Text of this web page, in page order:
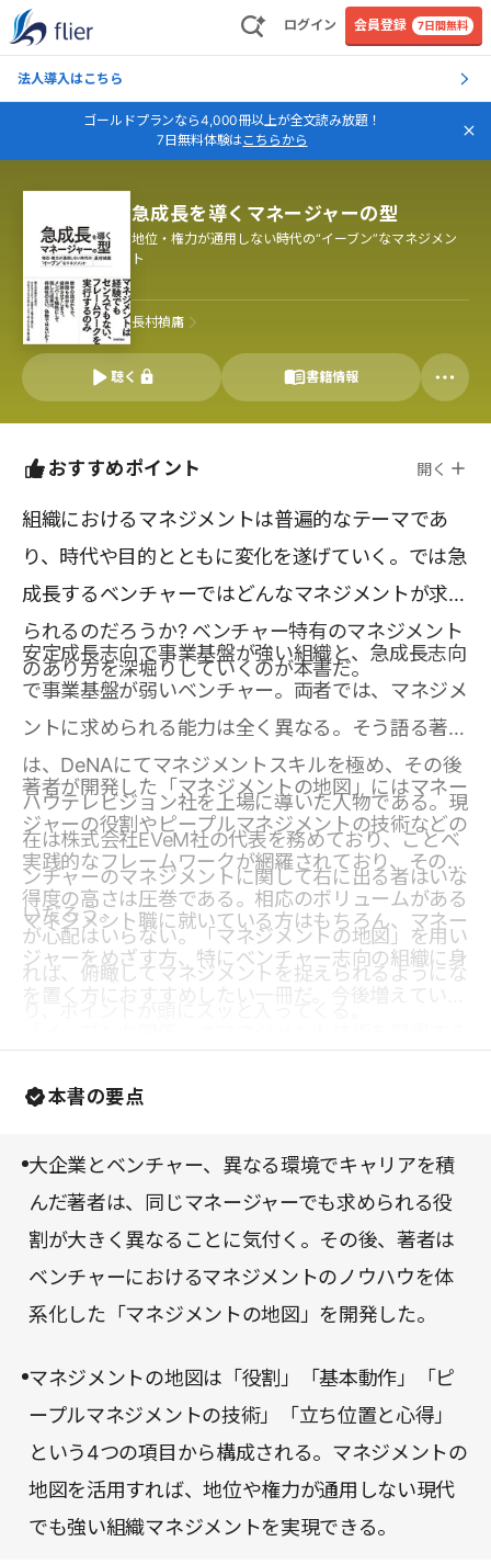
ログイン 会員登録 7日間無料
法人導入はこちら
ゴールドプランなら4,000冊以上が全文読み放題！
7日無料体験はこちらから
急成長を導くマネージャーの型
地位・権力が通用しない時代の“イーブン”なマネジメン
ト
長村禎庸
聴く 書籍情報
おすすめポイント 開く
組織におけるマネジメントは普遍的なテーマであ
り、時代や目的とともに変化を遂げていく。では急
成長するベンチャーではどんなマネジメントが求め
られるのだろうか? ベンチャー特有のマネジメント
のあり方を深堀りしていくのが本書だ。
安定成長志向で事業基盤が強い組織と、急成長志向
で事業基盤が弱いベンチャー。両者では、マネジメ
ントに求められる能力は全く異なる。そう語る著者
は、DeNAにてマネジメントスキルを極め、その後
ハウテレビジョン社を上場に導いた人物である。現
在は株式会社EVeM社の代表を務めており、ことベ
ンチャーのマネジメントに関して右に出る者はいな
いだろう。
著者が開発した「マネジメントの地図」にはマネー
ジャーの役割やピープルマネジメントの技術などの
実践的なフレームワークが網羅されており、その納
得度の高さは圧巻である。相応のボリュームがある
が心配はいらない。「マネジメントの地図」を用い
れば、俯瞰してマネジメントを捉えられるようにな
マネジメント職に就いている方はもちろん、マネー
ジャーをめざす方、特にベンチャー志向の組織に身
を置く方におすすめしたい一冊だ。今後増えていく
羅針盤となってくれるにちがいない。
本書の要点
大企業とベンチャー、異なる環境でキャリアを積
んだ著者は、同じマネージャーでも求められる役
割が大きく異なることに気付く。その後、著者は
ベンチャーにおけるマネジメントのノウハウを体
系化した「マネジメントの地図」を開発した。
マネジメントの地図は「役割」「基本動作」「ピ
ープルマネジメントの技術」「立ち位置と心得」
という4つの項目から構成される。マネジメントの
地図を活用すれば、地位や権力が通用しない現代
でも強い組織マネジメントを実現できる。